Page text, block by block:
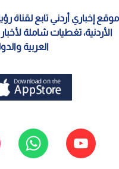
موقع إخباري أردني تابع لقناة
الأردنية، تغطيات شاملة
العربية